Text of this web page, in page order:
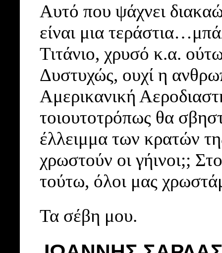
Αυτό που ψάχνει
είναι μια
Τιτάνιο, χρυσό κ.α.
Δυστυχώς, ουχί η
Αμερικανική
τοιουτοτρόπως θα
έλλειμμα των κρατών
χρωστούν οι γήινοι;;
τούτω, όλοι μας
Τα σέβη μου.